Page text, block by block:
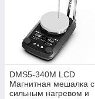
DMS5-340M LCD
Магнитная мешалка с
сильным нагревом и